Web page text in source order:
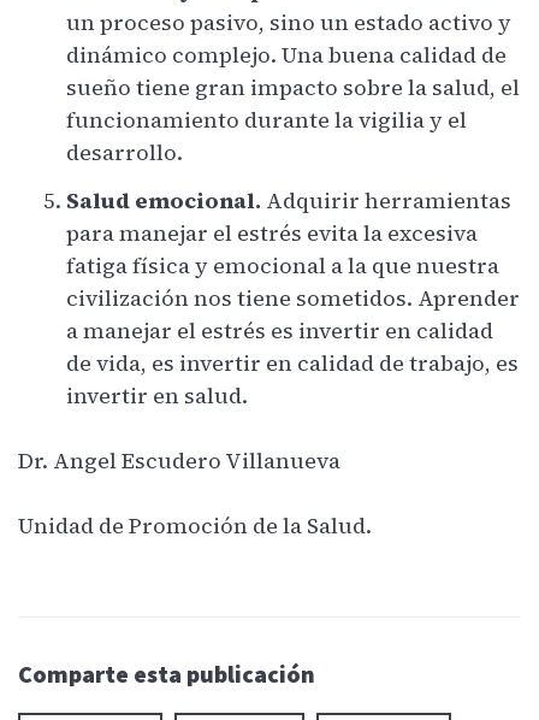
un proceso pasivo, sino un estado activo y
dinámico complejo. Una buena calidad de
sueño tiene gran impacto sobre la salud, el
funcionamiento durante la vigilia y el
desarrollo.
Salud emocional. Adquirir herramientas
para manejar el estrés evita la excesiva
fatiga física y emocional a la que nuestra
civilización nos tiene sometidos. Aprender
a manejar el estrés es invertir en calidad
de vida, es invertir en calidad de trabajo, es
invertir en salud.
Dr. Angel Escudero Villanueva
Unidad de Promoción de la Salud.
Comparte esta publicación